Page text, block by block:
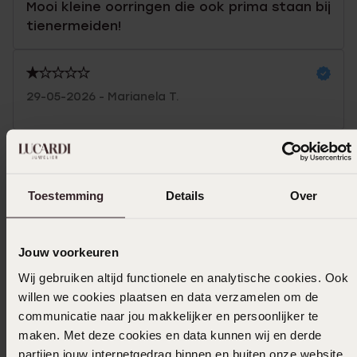
Toestemming Details Over
Jouw voorkeuren
Wij gebruiken altijd functionele en analytische cookies. Ook
willen we cookies plaatsen en data verzamelen om de
communicatie naar jou makkelijker en persoonlijker te
maken. Met deze cookies en data kunnen wij en derde
partijen jouw internetgedrag binnen en buiten onze website
Mooi kleine oorringen die ook prima staan bij
tienermeiden!
29-05-2026 - Marianela T.
Ook leuk voor jou